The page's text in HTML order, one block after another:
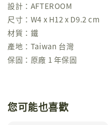
設計：AFTEROOM
尺寸：W4 x H12 x D9.2 cm
材質：鐵
產地：Taiwan 台灣
保固：原廠 1 年保固
您可能也喜歡